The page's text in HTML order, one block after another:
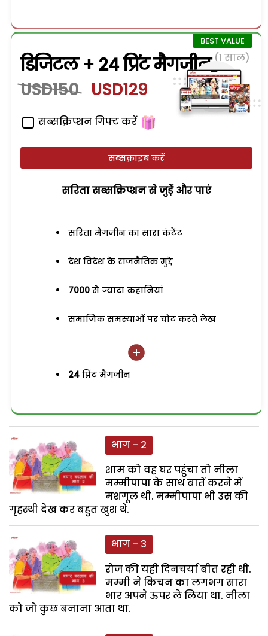
डिजिटल + 24 प्रिंट मैगजीन (1 साल)
USD150 USD129
सब्सक्रिप्शन गिफ्ट करें
सब्सक्राइब करें
सरिता सब्सक्रिप्शन से जुड़ेें और पाएं
सरिता मैगजीन का सारा कंटेंट
देश विदेश के राजनैतिक मुद्दे
7000 से ज्यादा कहानियां
समाजिक समस्याओं पर चोट करते लेख
24 प्रिंट मैगजीन
भाग - 2
शाम को वह घर पहुंचा तो नीला
मम्मीपापा के साथ बातें करने में
मशगूल थी. मम्मीपापा भी उस की
गृहस्थी देख कर बहुत खुश थे.
भाग - 3
रोज की यही दिनचर्या बीत रही थी.
मम्मी ने किचन का लगभग सारा
भार अपने ऊपर ले लिया था. नीला
को जो कुछ बनाना आता था.